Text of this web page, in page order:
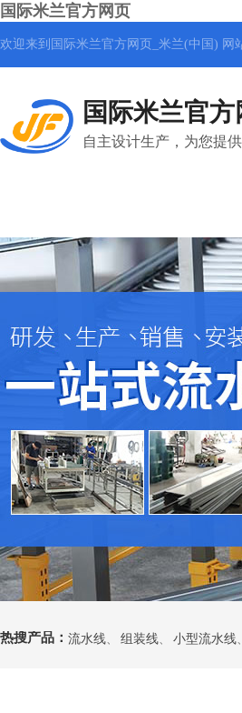
国际米兰官方网页
欢迎来到国际米兰官方网页_米兰(中国) 网
国际米兰官
自主设计生产，为您提
热搜产品： 流水线、 组装线、 小型流水线、